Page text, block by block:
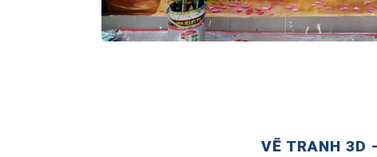
VẼ TRANH 3D